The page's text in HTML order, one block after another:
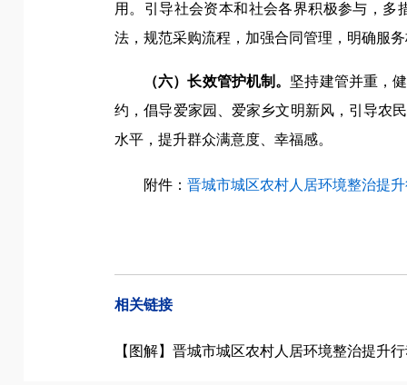
用。引导社会资本和社会各界积极参与，
法，规范采购流程，加强合同管理，明确服
（六）长效管护机制。 坚持建管并重，
约，倡导爱家园、爱家乡文明新风，引导农
水平，提升群众满意度、幸福感。
附件： 晋城市城区农村人居环境整治提
相关链接
【图解】晋城市城区农村人居环境整治提升